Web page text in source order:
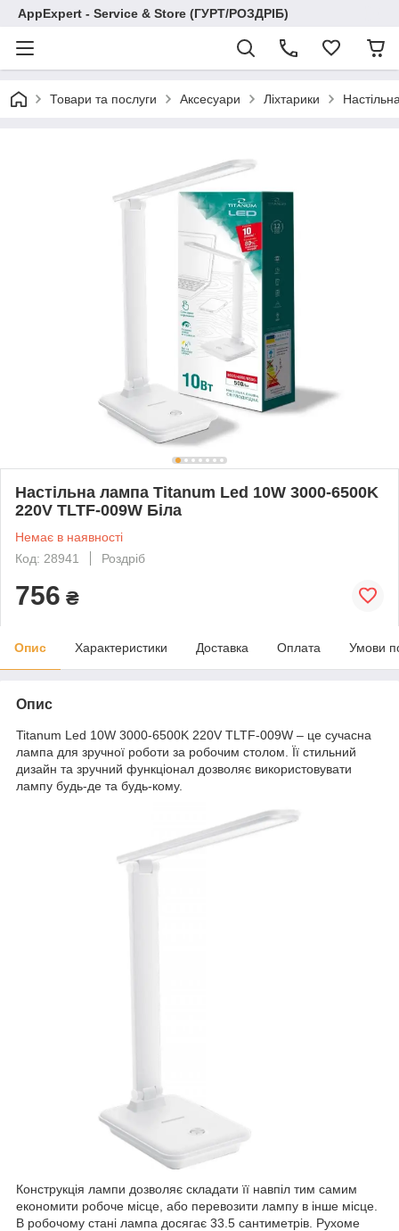
AppExpert - Service & Store (ГУРТ/РОЗДРІБ)
Товари та послуги Аксесуари Ліхтарики
Настільна лампа Titanum Led 10W 3000-6500K
220V TLTF-009W Біла
Немає в наявності
Код: 28941
Роздріб
756 ₴
Опис Характеристики Доставка Оплата Умови
Опис
Titanum Led 10W 3000-6500K 220V TLTF-009W – це сучасна
лампа для зручної роботи за робочим столом. Її стильний
дизайн та зручний функціонал дозволяє використовувати
лампу будь-де та будь-кому.
Конструкція лампи дозволяє складати її навпіл тим самим
економити робоче місце, або перевозити лампу в інше місце.
В робочому стані лампа досягає 33.5 сантиметрів. Рухоме